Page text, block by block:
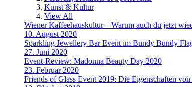
Kunst & Kultur
View All
Wiener Kaffeehauskultur – Warum auch du jetzt
10. August 2020
Sparkling Jewellery Bar Event im Bundy Bundy
27. Juni 2020
Event-Review: Madonna Beauty Day 2020
23. Februar 2020
Friends of Glass Event 2019: Die Eigenschaften